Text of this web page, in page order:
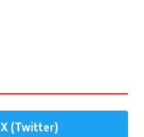
X (Twitter)